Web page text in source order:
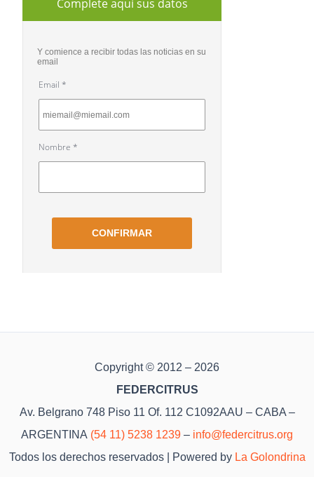
Copyright © 2012 – 2026
FEDERCITRUS
Av. Belgrano 748 Piso 11 Of. 112 C1092AAU – CABA –
ARGENTINA (54 11) 5238 1239 – info@federcitrus.org
Todos los derechos reservados | Powered by La Golondrina